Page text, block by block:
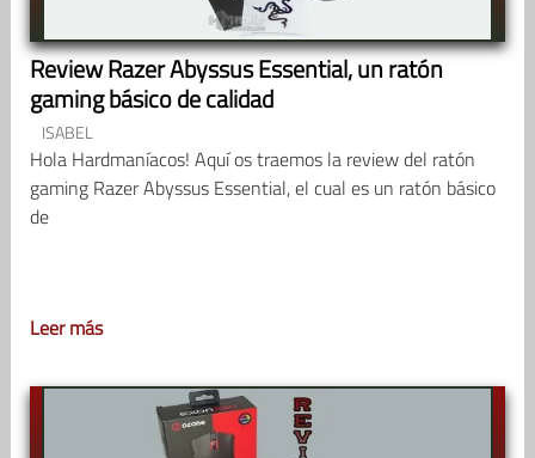
Review Razer Abyssus Essential, un ratón
gaming básico de calidad
ISABEL
Hola Hardmaníacos! Aquí os traemos la review del ratón
gaming Razer Abyssus Essential, el cual es un ratón básico
de
Leer más